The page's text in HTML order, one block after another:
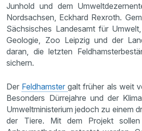
Junhold und dem
Nordsachsen, Eckhard Rexroth.
Sächsisches Landesamt für
Geologie, Zoo Leipzig und der
daran, die letzten
sichern.
Der Feldhamstergalt früher als weit
Besonders Dürrejahre und der
Umweltministerium jedoch zu einem
der Tiere. Mit dem Projekt sollen